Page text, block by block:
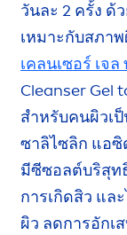
วันละ 2 ครั้ง ด้
เหมาะกับสภาพ
เคลนเซอร์ เจล
Cleanser Gel
สำหรับคนผิวเ
ซาลิไซลิก แอซิ
มีซีซอลต์บริสุท
การเกิดสิว แล
ผิว ลดการอักเ